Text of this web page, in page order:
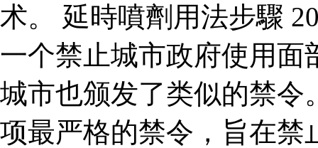
术。 延時噴劑用法步驟
一个禁止城市政府使用面
城市也颁发了类似的禁令
项最严格的禁令，旨在禁